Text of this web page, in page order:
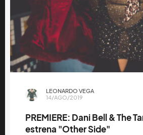
LEONARDO VEGA
14/AGO/2019
PREMIERE: Dani Bell & The
estrena "Other Side"